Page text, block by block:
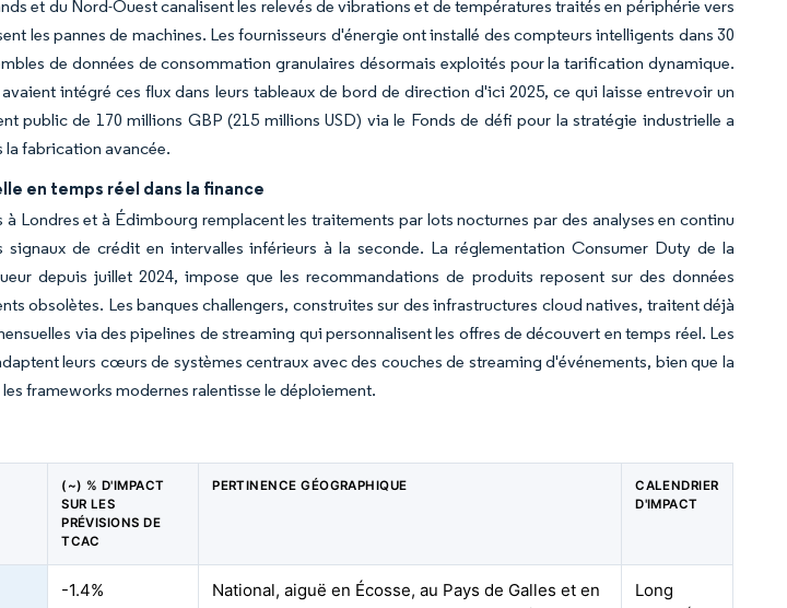
et du Nord-Ouest canalisent les relevés de vibrations et de températures traités en périphérie vers
les pannes de machines. Les fournisseurs d'énergie ont installé des compteurs intelligents dans 30
de données de consommation granulaires désormais exploités pour la tarification dynamique.
intégré ces flux dans leurs tableaux de bord de direction d'ici 2025, ce qui laisse entrevoir un
public de 170 millions GBP (215 millions USD) via le Fonds de défi pour la stratégie industrielle a
la fabrication avancée.
en temps réel dans la finance
Londres et à Édimbourg remplacent les traitements par lots nocturnes par des analyses en continu
de crédit en intervalles inférieurs à la seconde. La réglementation Consumer Duty de la
depuis juillet 2024, impose que les recommandations de produits reposent sur des données
obsolètes. Les banques challengers, construites sur des infrastructures cloud natives, traitent déjà
via des pipelines de streaming qui personnalisent les offres de découvert en temps réel. Les
leurs cœurs de systèmes centraux avec des couches de streaming d'événements, bien que la
frameworks modernes ralentisse le déploiement.
(~) % D'IMPACT
SUR LES
PRÉVISIONS DE
TCAC
PERTINENCE GÉOGRAPHIQUE
CALENDRIER
D'IMPACT
-1.4%
National, aiguë en Écosse, au Pays de Galles et en
Long